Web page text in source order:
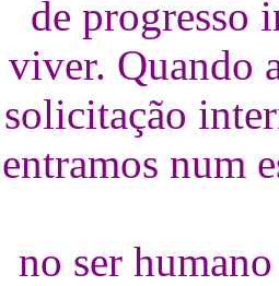
de progresso
viver. Quando
solicitação
entramos num
no ser